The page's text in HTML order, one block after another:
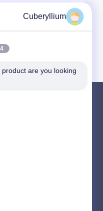
Cuberyllium
are you looking